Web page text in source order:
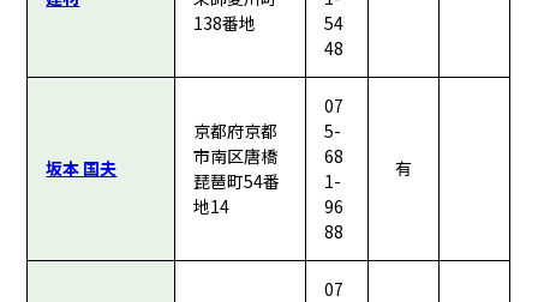
138番地
54
48
坂本 国夫
京都府京都
市南区唐橋
琵琶町54番
地14
07
5-
68
1-
96
88
有
07